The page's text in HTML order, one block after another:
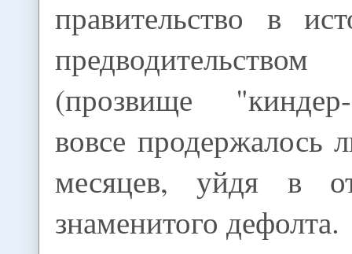
правительство в
(прозвище
вовсе продержалось
месяцев, уйдя в
знаменитого дефолта.